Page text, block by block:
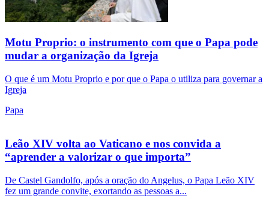
Motu Proprio: o instrumento com que o Papa pode
mudar a organização da Igreja
O que é um Motu Proprio e por que o Papa o utiliza para governar a
Igreja
Papa
Leão XIV volta ao Vaticano e nos convida a
“aprender a valorizar o que importa”
De Castel Gandolfo, após a oração do Angelus, o Papa Leão XIV
fez um grande convite, exortando as pessoas a...